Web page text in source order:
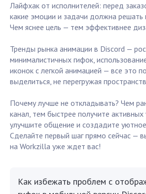
Лайфхак от исполнителей: перед
какие эмоции и задачи должна решать
Чем яснее цель — тем эффективнее
Тренды рынка анимации в Discord —
минималистичных гифок,
иконок с легкой анимацией — все это
выделиться, не перегружая
Почему лучше не откладывать? Чем
канал, тем быстрее получите активных
улучшите общение и создадите
Сделайте первый шаг прямо сейчас —
на Workzilla уже ждет вас!
Как избежать проблем с